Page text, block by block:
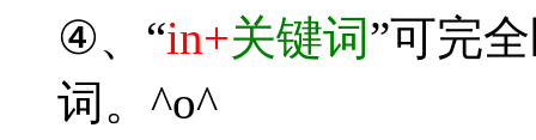
④、“in+关键词”可完
词。^o^